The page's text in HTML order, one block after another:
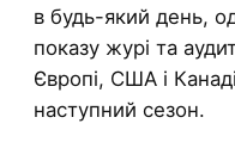
в будь-який день,
показу журі та
Європі, США і
наступний сезон.